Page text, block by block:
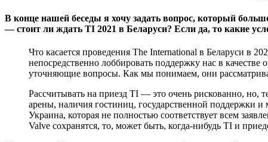
В конце нашей беседы я хочу задать вопрос, который
— стоит ли ждать TI 2021 в Беларуси? Если да, то какие
Что касается проведения The International в Беларуси в
непосредственно лоббировать поддержку нас в
уточняющие вопросы. Как мы понимаем, они
Рассчитывать на приезд TI — это очень рискованно, но,
арены, наличия гостиниц, государственной поддержки и
Украина, которая не полностью соответствует всем
Valve сохранятся, то, может быть, когда-нибудь TI и